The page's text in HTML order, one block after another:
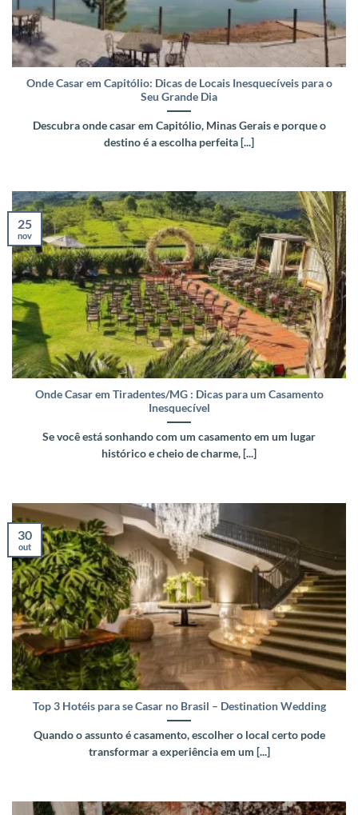
Onde Casar em Capitólio: Dicas de Locais Inesquecíveis para o
Seu Grande Dia
Descubra onde casar em Capitólio, Minas Gerais e porque o
destino é a escolha perfeita [...]
Onde Casar em Tiradentes/MG : Dicas para um Casamento
Inesquecível
Se você está sonhando com um casamento em um lugar
histórico e cheio de charme, [...]
25
nov
Top 3 Hotéis para se Casar no Brasil – Destination Wedding
Quando o assunto é casamento, escolher o local certo pode
transformar a experiência em um [...]
30
out